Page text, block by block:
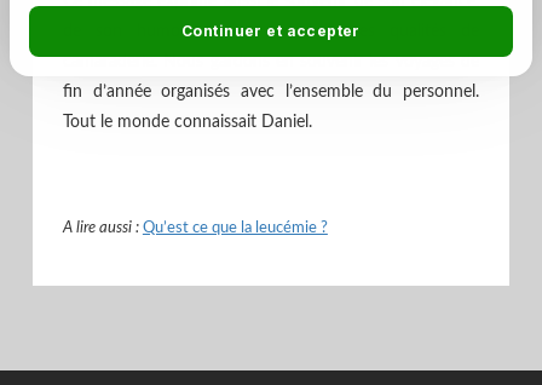
de son humour et de ses brillantes qualités de
camaraderie. Nous gardons en souvenir les voyages de
fin d’année organisés avec l’ensemble du personnel.
Tout le monde connaissait Daniel.
A lire aussi : Qu’est ce que la leucémie ?
Continuer et accepter